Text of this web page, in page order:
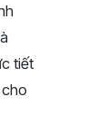
tiết